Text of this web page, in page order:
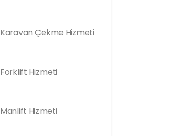
Karavan Çekme Hizmeti
Forklift Hizmeti
Manlift Hizmeti